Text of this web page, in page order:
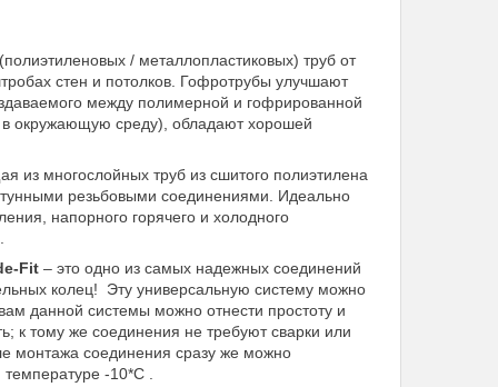
/ металлопластиковых) труб от
стен и потолков. Гофротрубы улучшают
между полимерной и гофрированной
в окружающую среду), обладают хорошей
из многослойных труб из сшитого полиэтилена
резьбовыми соединениями. Идеально
напорного горячего и холодного
-Fit – это одно из самых надежных соединений
колец! Эту универсальную систему можно
данной системы можно отнести простоту и
к тому же соединения не требуют сварки или
монтажа соединения сразу же можно
-10*С .